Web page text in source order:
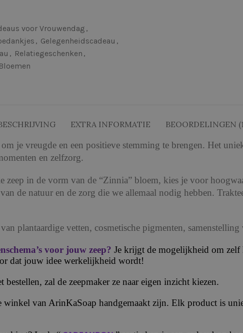
voor Vrouwendag ,
, Gelegenheidscadeau ,
, Relatiegeschenken ,
EXTRA INFORMATIE BEOORDELINGEN
je vreugde en een positieve stemming te brengen. Het
en zelfzorg.
zeep in de vorm van de “Zinnia” bloem, kies je voor
de natuur en de zorg die we allemaal nodig hebben.
plantaardige vetten, cosmetische pigmenten,
voor jouw zeep? Je krijgt de mogelijkheid om zelf
dat jouw idee werkelijkheid wordt!
zal de zeepmaker ze naar eigen inzicht kiezen.
winkel van ArinKaSoap handgemaakt zijn. Elk product is